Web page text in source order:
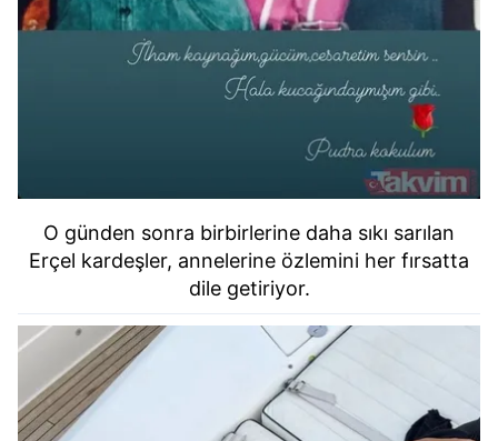
O günden sonra birbirlerine daha sıkı sarılan
Erçel kardeşler, annelerine özlemini her fırsatta
dile getiriyor.